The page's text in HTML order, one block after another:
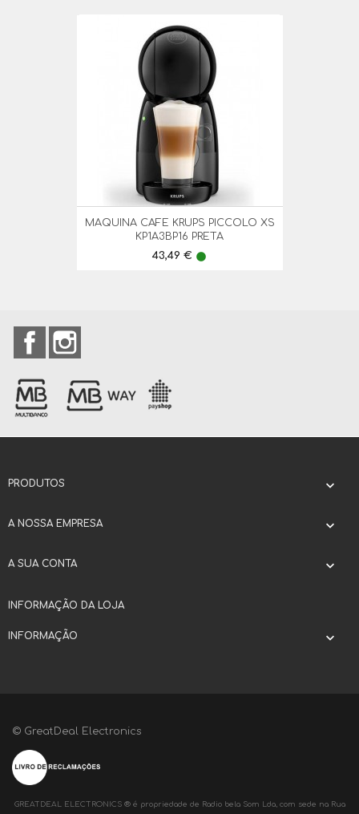
MAQUINA CAFE KRUPS PICCOLO XS
KP1A3BP16 PRETA
Preço
43,49 € lens
Facebook
PRODUTOS 
A NOSSA EMPRESA 
A SUA CONTA 
INFORMAÇÃO DA LOJA
INFORMAÇÃO 
© GreatDeal Electronics
GREATDEAL ELECTRONICS ® é propriedade de Radio bela Som Lda, com sede na Rua